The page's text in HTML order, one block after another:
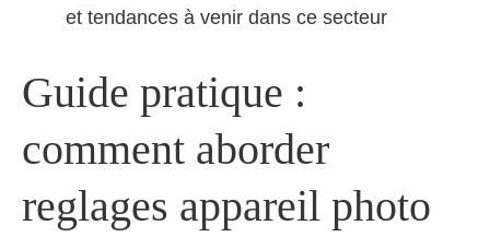
et tendances à venir dans ce secteur
Guide pratique :
comment aborder
reglages appareil photo